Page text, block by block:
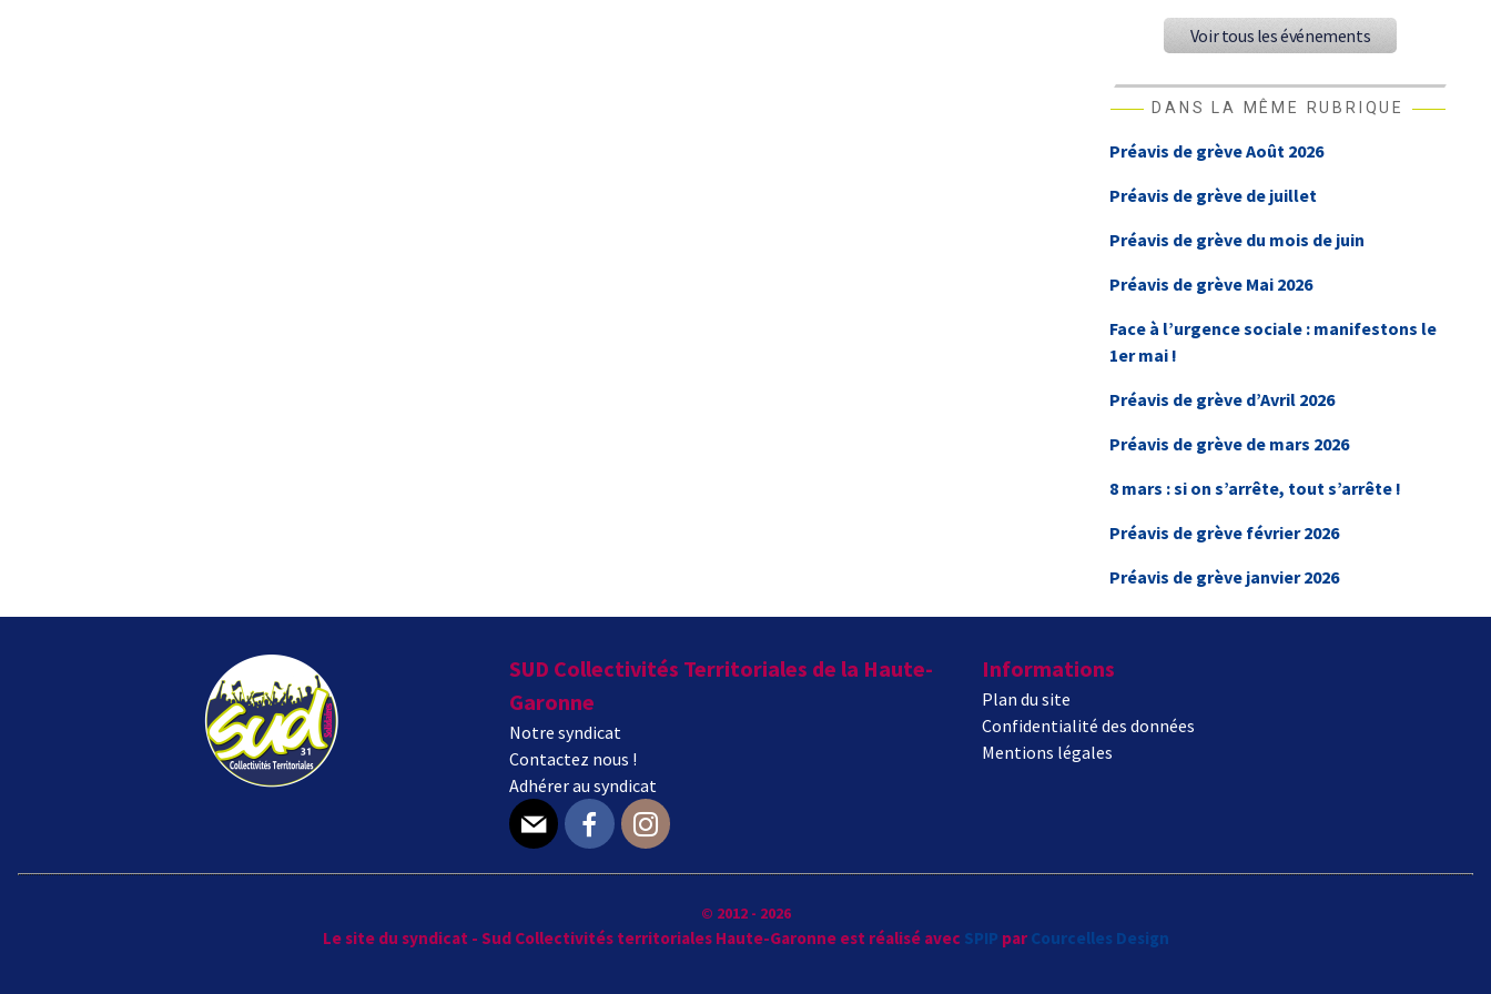
Voir tous les événements
DANS LA MÊME RUBRIQUE
Préavis de grève Août 2026
Préavis de grève de juillet
Préavis de grève du mois de juin
Préavis de grève Mai 2026
Face à l’urgence sociale : manifestons le
1er mai !
Préavis de grève d’Avril 2026
Préavis de grève de mars 2026
8 mars : si on s’arrête, tout s’arrête !
Préavis de grève février 2026
Préavis de grève janvier 2026
SUD Collectivités Territoriales de la Haute-
Garonne
Notre syndicat
Contactez nous !
Adhérer au syndicat
Informations
Plan du site
Confidentialité des données
Mentions légales
© 2012 - 2026
Le site du syndicat - Sud Collectivités territoriales Haute-Garonne est réalisé avec SPIP par Courcelles Design